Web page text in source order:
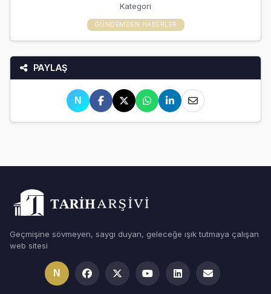
Kategori
GÜNDEMDEN HABERLER
PAYLAŞ
N
Geçmişine sövmeyen, saygı duyan, geleceğe ışık tutmaya çalışan
web sitesi
N